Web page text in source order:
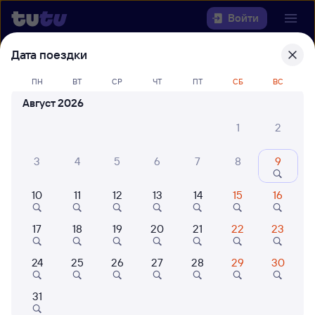
Войти
билеты Сущёво — Псков-Пасс.
Откуда
Найти поезда
Дата поездки
ПН ВТ СР ЧТ ПТ СБ ВС
Август 2026
1
2
3 4 5 6 7 8 9
10 11 12 13 14 15 16
17 18 19 20 21 22 23
24 25 26 27 28 29 30
31